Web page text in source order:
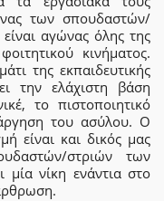
των σπουδαστών/
αγώνας όλης της
κινήματος.
της εκπαιδευτικής
την ελάχιστη βάση
το πιστοποιητικό
του ασύλου. Ο
είναι και δικός μας
στριών των
νίκη ενάντια στο